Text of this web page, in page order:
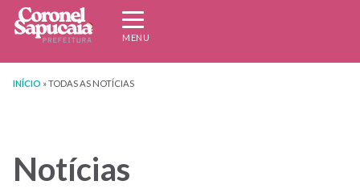
Expandir/recolher
navegação
MENU
INÍCIO »TODAS AS NOTÍCIAS
Notícias